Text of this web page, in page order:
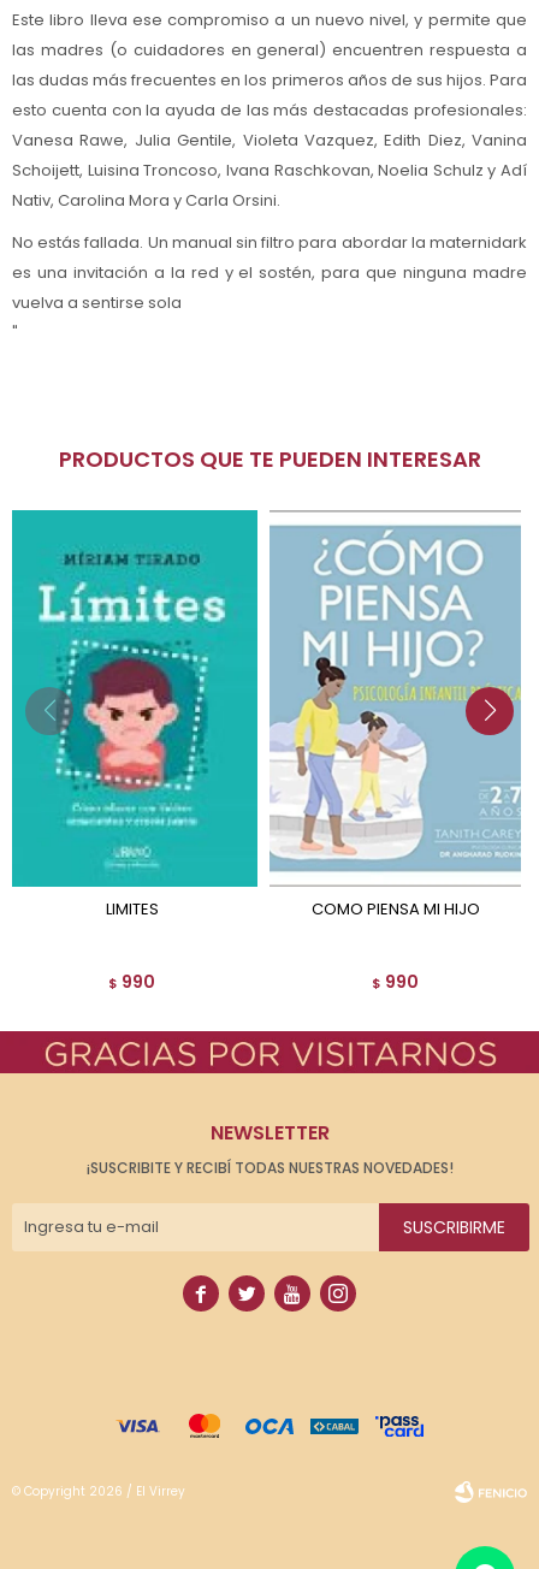
Este libro lleva ese compromiso a un nuevo nivel, y permite que
las madres (o cuidadores en general) encuentren respuesta a
las dudas más frecuentes en los primeros años de sus hijos. Para
esto cuenta con la ayuda de las más destacadas profesionales:
Vanesa Rawe, Julia Gentile, Violeta Vazquez, Edith Diez, Vanina
Schoijett, Luisina Troncoso, Ivana Raschkovan, Noelia Schulz y Adí
Nativ, Carolina Mora y Carla Orsini.
No estás fallada. Un manual sin filtro para abordar la maternidark
es una invitación a la red y el sostén, para que ninguna madre
vuelva a sentirse sola
"
PRODUCTOS QUE TE PUEDEN INTERESAR
LIMITES
$ 990
COMO PIENSA MI HIJO
$ 990
NEWSLETTER
¡SUSCRIBITE Y RECIBÍ TODAS NUESTRAS NOVEDADES!
SUSCRIBIRME
   
© Copyright 2026 / El Virrey